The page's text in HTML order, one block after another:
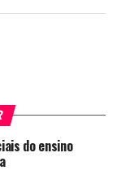
do ensino